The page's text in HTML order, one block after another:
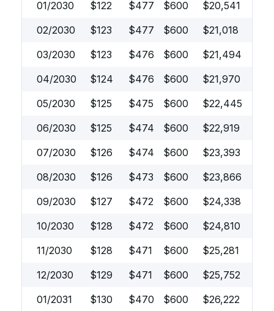
01/2030 $122 $477 $600 $20,541
02/2030
$123 $477 $600 $21,018
03/2030
$123 $476 $600 $21,494
04/2030
$124 $476 $600 $21,970
05/2030
$125 $475 $600 $22,445
06/2030
$125 $474 $600 $22,919
07/2030
$126 $474 $600 $23,393
08/2030
$126 $473 $600 $23,866
09/2030
$127 $472 $600 $24,338
10/2030
$128 $472 $600 $24,810
11/2030
$128 $471 $600 $25,281
12/2030
$129 $471 $600 $25,752
01/2031
$130 $470 $600 $26,222